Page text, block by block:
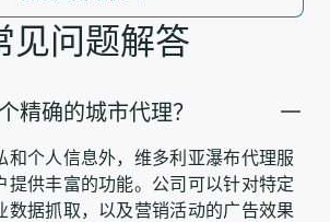
见问题解答
精确的城市代理？
和个人信息外，维多利亚瀑布代理服
提供丰富的功能。公司可以针对特定
数据抓取，以及营销活动的广告效果